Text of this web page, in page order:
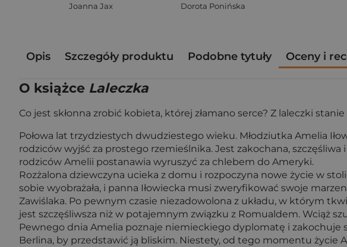
Joanna Jax Dorota Ponińska
Opis Szczegóły produktu Podobne tytuły Oceny i
O książce Laleczka
Co jest skłonna zrobić kobieta, której złamano serce? Z laleczki
Połowa lat trzydziestych dwudziestego wieku. Młodziutka Amelia
rodziców wyjść za prostego rzemieślnika. Jest zakochana,
rodziców Amelii postanawia wyruszyć za chlebem do Ameryki.
Rozżalona dziewczyna ucieka z domu i rozpoczyna nowe życie w
sobie wyobrażała, i panna Iłowiecka musi zweryfikować swoje
Zawiślaka. Po pewnym czasie niezadowolona z układu, w którym
jest szczęśliwsza niż w potajemnym związku z Romualdem. Wciąż
Pewnego dnia Amelia poznaje niemieckiego dyplomatę i zakochuje
Berlina, by przedstawić ją bliskim. Niestety, od tego momentu życie